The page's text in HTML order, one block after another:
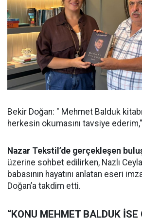
Bekir Doğan: " Mehmet Balduk
herkesin okumasını tavsiye
Nazar Tekstil’de gerçekleşen
üzerine sohbet edilirken, Nazlı
babasının hayatını anlatan eseri
Doğan’a takdim etti.
“KONU MEHMET BALDUK İSE